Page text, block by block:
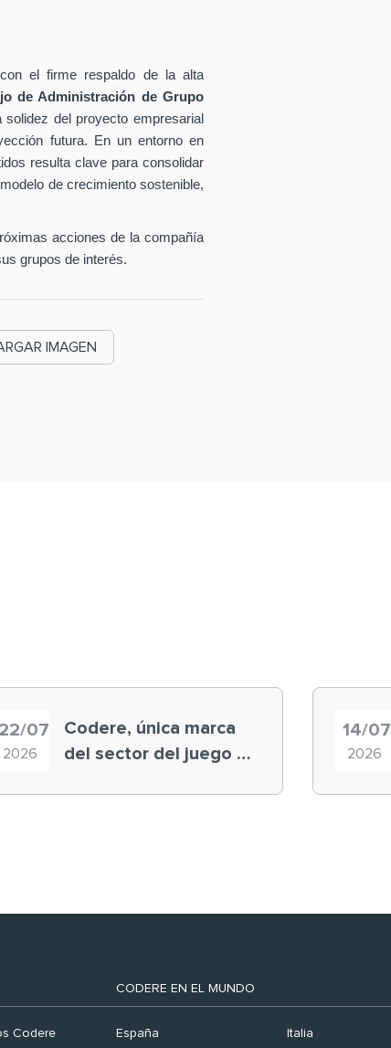
el firme respaldo de la alta
de Administración de Grupo
del proyecto empresarial
futura. En un entorno en
resulta clave para consolidar
de crecimiento sostenible,
acciones de la compañía
grupos de interés.
IMAGEN
22/07
2026
Codere, única marca
del sector del juego en
14/07
2026
Codere
CODERE EN EL MUNDO
España Italia